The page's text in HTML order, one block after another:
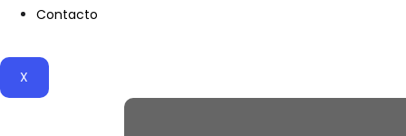
Contacto
X